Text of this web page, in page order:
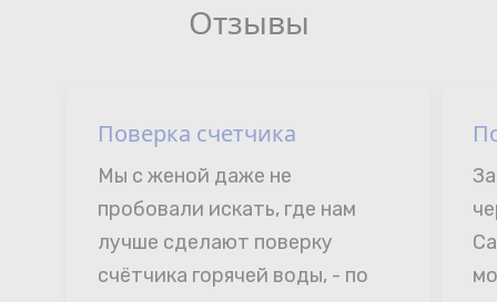
Отзывы
Поверка счетчика
Мы с женой даже не
пробовали искать, где нам
лучше сделают поверку
счётчика горячей воды, - по